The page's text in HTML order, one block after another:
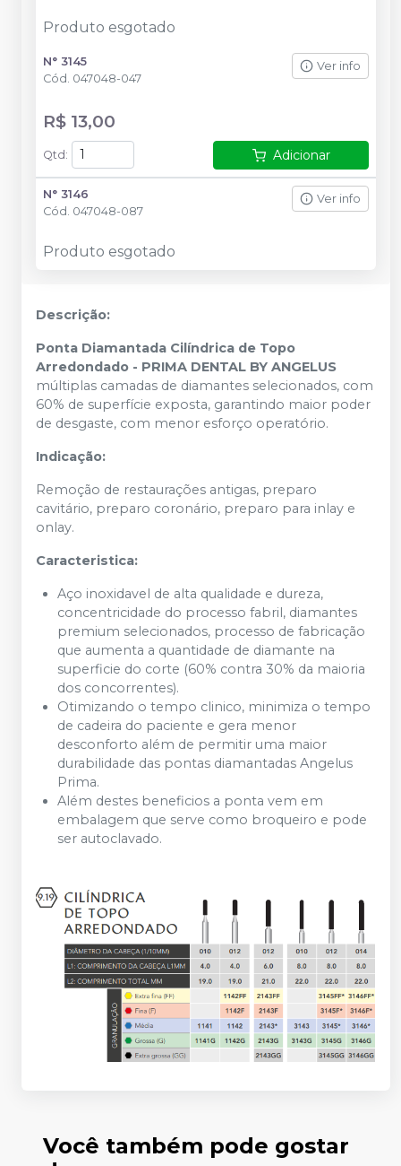
Produto esgotado
N° 3145
Cód. 047048-047
Ver info
R$ 13,00
Qtd: Adicionar
N° 3146
Cód. 047048-087
Ver info
Produto esgotado
Descrição:
Ponta Diamantada Cilíndrica de Topo
Arredondado - PRIMA DENTAL BY ANGELUS
múltiplas camadas de diamantes selecionados, com
60% de superfície exposta, garantindo maior poder
de desgaste, com menor esforço operatório.
Indicação:
Remoção de restaurações antigas, preparo
cavitário, preparo coronário, preparo para inlay e
onlay.
Caracteristica:
Aço inoxidavel de alta qualidade e dureza,
concentricidade do processo fabril, diamantes
premium selecionados, processo de fabricação
que aumenta a quantidade de diamante na
superficie do corte (60% contra 30% da maioria
dos concorrentes).
Otimizando o tempo clinico, minimiza o tempo
de cadeira do paciente e gera menor
desconforto além de permitir uma maior
durabilidade das pontas diamantadas Angelus
Prima.
Além destes beneficios a ponta vem em
embalagem que serve como broqueiro e pode
ser autoclavado.
Você também pode gostar